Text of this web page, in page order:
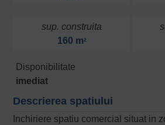
sup. construita
160 m2
Disponibilitate
imediat
Descrierea spatiului
Inchiriere spatiu comercial situat in